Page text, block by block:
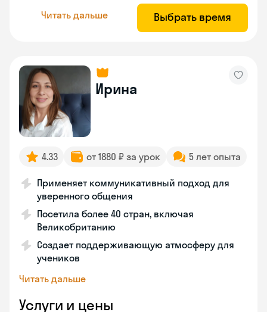
Читать дальше Выбрать время
Ирина
4.33 от 1880 ₽ за урок 5 лет опыта
Применяет коммуникативный подход для
уверенного общения
Посетила более 40 стран, включая
Великобританию
Создает поддерживающую атмосферу для
учеников
Читать дальше
Услуги и цены